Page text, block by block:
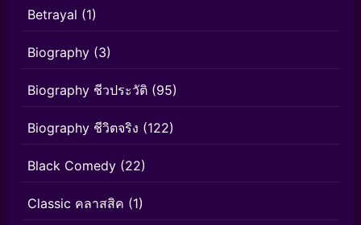
Betrayal (1)
Biography (3)
Biography ชีวประวัติ (95)
Biography ชีวิตจริง (122)
Black Comedy (22)
Classic คลาสสิค (1)